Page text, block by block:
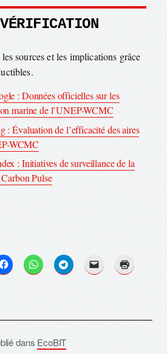
sources et les implications grâce
: Données officielles sur les
marine de l’UNEP-WCMC
: Évaluation de l’efficacité des aires
WCMC
: Initiatives de surveillance de la
Pulse
dans EcoBIT